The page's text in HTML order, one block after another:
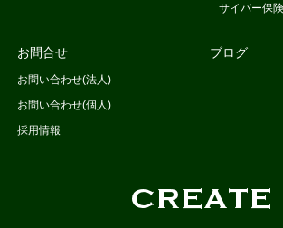
サイバー保険
お問合せ
お問い合わせ(法人)
お問い合わせ(個人)
採用情報
ブログ